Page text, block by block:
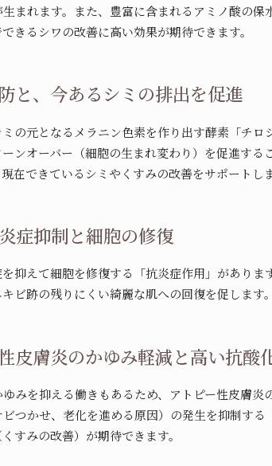
まれます。また、豊富に含まれるアミノ酸の
きるシワの改善に高い効果が期待できます。
と、今あるシミの排出を促進
の元となるメラニン色素を作り出す酵素「チ
ンオーバー（細胞の生まれ変わり）を促進す
在できているシミやくすみの改善をサポートしま
症抑制と細胞の修復
抑えて細胞を修復する「抗炎症作用」があり
ビ跡の残りにくい綺麗な肌への回復を促します。
皮膚炎のかゆみ軽減と高い抗酸
みを抑える働きもあるため、アトピー性皮膚
つかせ、老化を進める原因）の発生を抑制す
すみの改善）が期待できます。